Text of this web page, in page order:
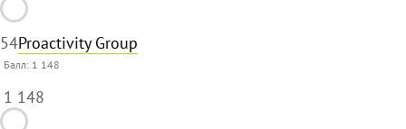
54Proactivity Group
Балл: 1 148
1 148